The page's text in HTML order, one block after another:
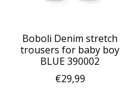
Boboli Denim stretch
trousers for baby boy
BLUE 390002
€29,99